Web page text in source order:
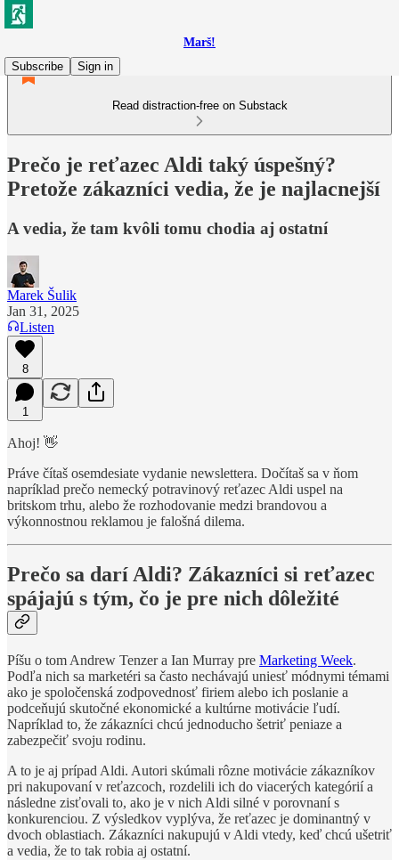
Marš!
Subscribe
Sign in
Read distraction-free on Substack
Prečo je reťazec Aldi taký úspešný?
Pretože zákazníci vedia, že je najlacnejší
A vedia, že tam kvôli tomu chodia aj ostatní
Marek Šulik
Jan 31, 2025
Listen
8
1
Ahoj! 👋
Práve čítaš osemdesiate vydanie newslettera. Dočítaš sa v ňom
napríklad prečo nemecký potravinový reťazec Aldi uspel na
britskom trhu, alebo že rozhodovanie medzi brandovou a
výkonnostnou reklamou je falošná dilema.
Prečo sa darí Aldi? Zákazníci si reťazec
spájajú s tým, čo je pre nich dôležité
Píšu o tom Andrew Tenzer a Ian Murray pre Marketing Week.
Podľa nich sa marketéri sa často nechávajú uniesť módnymi témami
ako je spoločenská zodpovednosť firiem alebo ich poslanie a
podceňujú skutočné ekonomické a kultúrne motivácie ľudí.
Napríklad to, že zákazníci chcú jednoducho šetriť peniaze a
zabezpečiť svoju rodinu.
A to je aj prípad Aldi. Autori skúmali rôzne motivácie zákazníkov
pri nakupovaní v reťazcoch, rozdelili ich do viacerých kategórií a
následne zisťovali to, ako je v nich Aldi silné v porovnaní s
konkurenciou. Z výsledkov vyplýva, že reťazec je dominantný v
dvoch oblastiach. Zákazníci nakupujú v Aldi vtedy, keď chcú ušetriť
a vedia, že to tak robia aj ostatní.